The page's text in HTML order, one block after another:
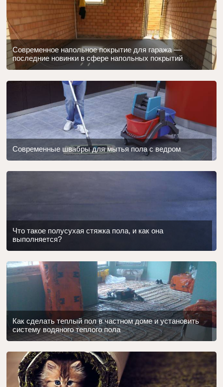
Современное напольное покрытие для гаража —
последние новинки в сфере напольных покрытий
Современные швабры для мытья пола с ведром
Что такое полусухая стяжка пола, и как она
выполняется?
Как сделать теплый пол в частном доме и установить
систему водяного теплого пола